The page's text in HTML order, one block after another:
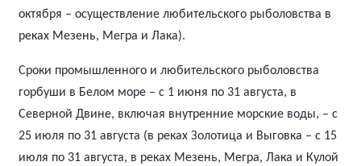
октября – осуществление любительского рыболовства в
реках Мезень, Мегра и Лака).
Сроки промышленного и любительского рыболовства
горбуши в Белом море – с 1 июня по 31 августа, в
Северной Двине, включая внутренние морские воды, – с
25 июля по 31 августа (в реках Золотица и Выговка – с 15
июля по 31 августа, в реках Мезень, Мегра, Лака и Кулой